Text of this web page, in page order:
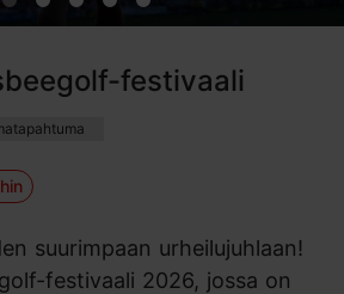
festivaali
suurimpaan urheilujuhlaan!
festivaali 2026, jossa on